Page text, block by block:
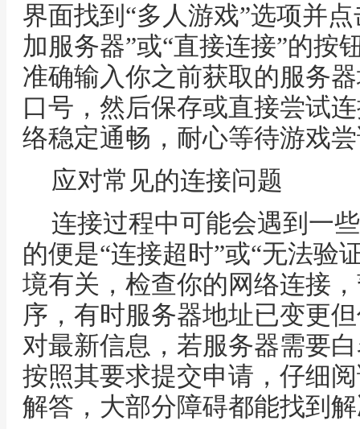
界面找到“多人游戏”选项并
加服务器”或“直接连接”的按
准确输入你之前获取的服务
口号，然后保存或直接尝试
络稳定通畅，耐心等待游戏
应对常见的连接问题
连接过程中可能会遇到一
的便是“连接超时”或“无法验
境有关，检查你的网络连接
序，有时服务器地址已变更
对最新信息，若服务器需要
按照其要求提交申请，仔细
解答，大部分障碍都能找到